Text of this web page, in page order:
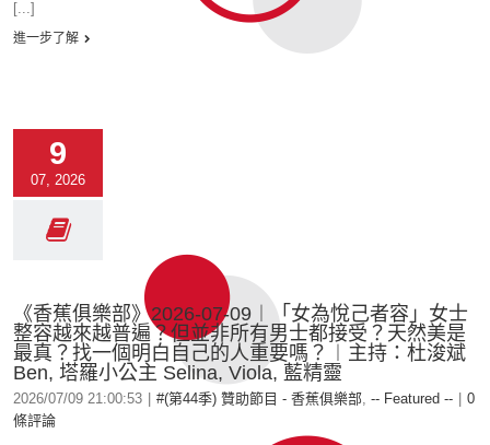
[...]
進一步了解
9
07, 2026
《香蕉俱樂部》2026-07-09︱「女為悅己者容」女士
整容越來越普遍？但並非所有男士都接受？天然美是
最真？找一個明白自己的人重要嗎？︱主持：杜浚斌
Ben, 塔羅小公主 Selina, Viola, 藍精靈
2026/07/09 21:00:53 #(第44季) 贊助節目 - 香蕉俱樂部, -- Featured --
0
條評論